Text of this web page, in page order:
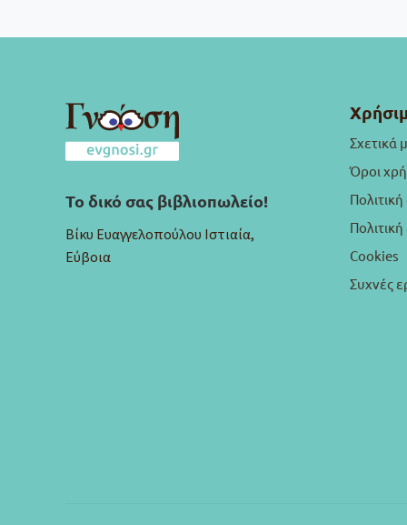
Το δικό σας βιβλιοπωλείο!
Βίκυ Ευαγγελοπούλου Ιστιαία,
Εύβοια
Σχετικά
Όροι
Cookies
Συχνές